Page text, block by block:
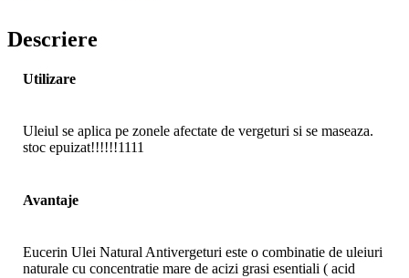
Descriere
Utilizare
Uleiul se aplica pe zonele afectate de vergeturi si se maseaza.
stoc epuizat!!!!!!1111
Avantaje
Eucerin Ulei Natural Antivergeturi este o combinatie de uleiuri
naturale cu concentratie mare de acizi grasi esentiali ( acid